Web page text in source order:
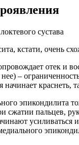
кстати, очень
отек и
–
начинает краснеть,
эпикондилита
сжатии пальцев,
усиливаться